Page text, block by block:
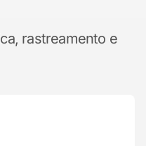
rastreamento e